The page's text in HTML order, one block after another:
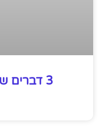
3 דברים